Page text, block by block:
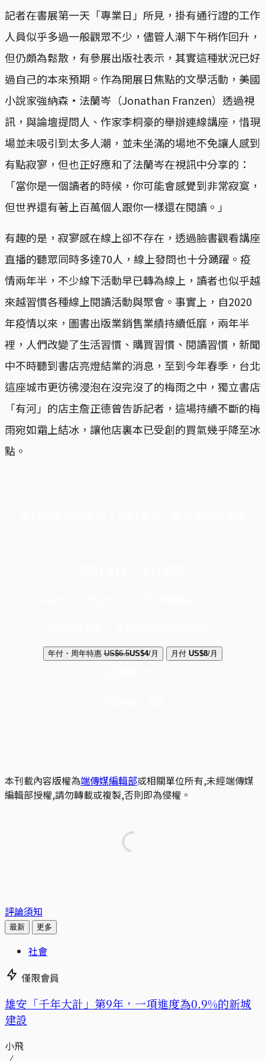
記者在書展第一天「專業日」所見，掛有通行證的工作
人員似乎多過一般觀眾不少，儘管人潮下午稍作回升，
但仍頗為鬆散，有參展出版社表示，其實這種狀況已好
過自己的本來預期。作為開展日焦點的文學活動，美國
小說家強納森·法蘭岑（Jonathan Franzen）透過視
訊，與論壇提問人、作家李桐豪的舉辦連線講座，惜現
場並未吸引到太多人潮，並未坐滿的場地不免讓人感到
有點寂寥，但也正好應和了法蘭岑在視訊中分享的：
「當你是一個讀者的時候，你可能會感覺到非常寂寞，
但世界還有著上百萬個人跟你一樣還在閱讀。」
有趣的是，寂寥感在線上卻不存在，透過臉書觀看講座
直播的聽眾同時多達70人，線上發問也十分踴躍。疫
情兩年半，不少線下活動早已轉為線上，讀者也似乎越
來越習慣各種線上閱讀活動與聚會。事實上，自2020
年疫情以來，圖書出版業銷售業績持續低靡，兩年半
裡，人們改變了生活習慣、購買習慣、閱讀習慣，新聞
中不時聽到書店亮燈結業的消息，至到今年春季，台北
這座城市更彷彿浸泡在沒完沒了的梅雨之中，獨立書店
「有河」的店主詹正德曾告訴記者，這場持續不斷的梅
雨宛如霜上結冰，讓他店裏本已受創的買氣幾乎降至冰
點。
年付・周年特惠 US$6.5US$4/月 月付 US$8/月
本刊載內容版權為端傳媒編輯部或相關單位所有,未經端傳媒
編輯部授權,請勿轉載或複製,否則即為侵權。
評論須知
最新 更多
社會
僅限會員
​​雄安「千年大計」第9年，一項進度為0.9%的新城
建設
小飛